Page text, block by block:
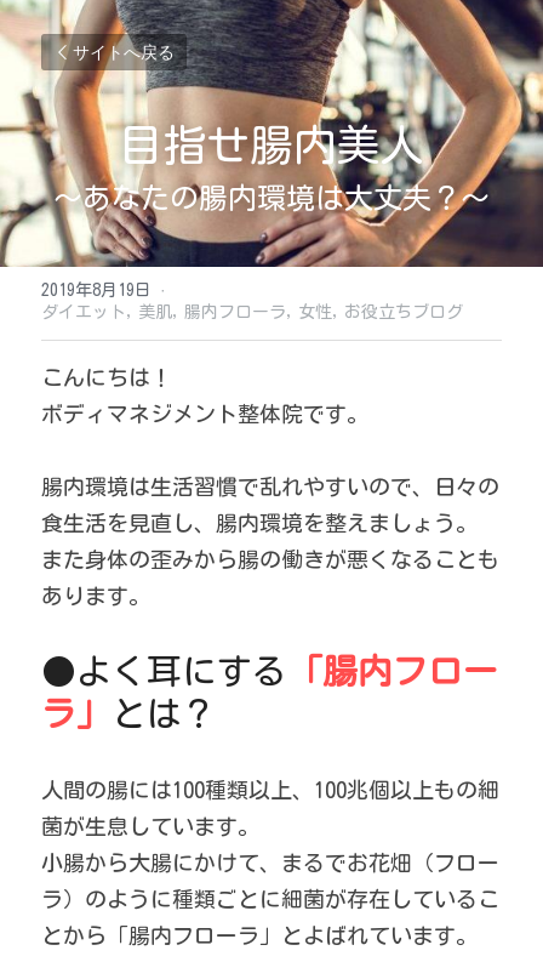
サイトへ戻る
目指せ腸内美人
～あなたの腸内環境は大丈夫？～
2019年8月19日
·
ダイエット, 美肌, 腸内フローラ, 女性, お役立ちブログ
こんにちは！
ボディマネジメント整体院です。
腸内環境は生活習慣で乱れやすいので、日々の
食生活を見直し、腸内環境を整えましょう。
また身体の歪みから腸の働きが悪くなることも
あります。
●よく耳にする
「腸内フロー
ラ」
とは？
人間の腸には100種類以上、100兆個以上もの細
菌が生息しています。
小腸から大腸にかけて、まるでお花畑（フロー
ラ）のように種類ごとに細菌が存在しているこ
とから「腸内フローラ」とよばれています。